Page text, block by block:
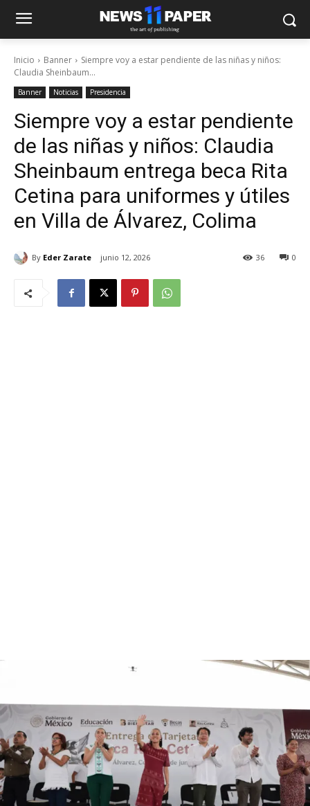
Inicio Banner
Siempre voy a estar pendiente de las niñas y niños:
Claudia Sheinbaum...
Banner Noticias Presidencia
Siempre voy a estar pendiente
de las niñas y niños: Claudia
Sheinbaum entrega beca Rita
Cetina para uniformes y útiles
en Villa de Álvarez, Colima
By Eder Zarate junio 12, 2026 0
36